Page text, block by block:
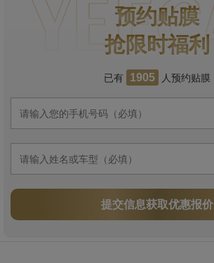
预约贴膜
抢限时福利
已有 1905 人预约贴膜
提交信息获取优惠报价